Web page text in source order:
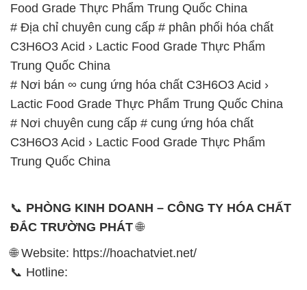
Food Grade Thực Phẩm Trung Quốc China
# Địa chỉ chuyên cung cấp # phân phối hóa chất
C3H6O3 Acid › Lactic Food Grade Thực Phẩm
Trung Quốc China
# Nơi bán ∞ cung ứng hóa chất C3H6O3 Acid ›
Lactic Food Grade Thực Phẩm Trung Quốc China
# Nơi chuyên cung cấp # cung ứng hóa chất
C3H6O3 Acid › Lactic Food Grade Thực Phẩm
Trung Quốc China
📞 PHÒNG KINH DOANH – CÔNG TY HÓA CHẤT
ĐẮC TRƯỜNG PHÁT🌐
🌐 Website: https://hoachatviet.net/
📞 Hotline: